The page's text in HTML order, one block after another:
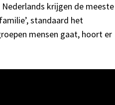
krijgen de meeste
standaard het
mensen gaat, hoort er